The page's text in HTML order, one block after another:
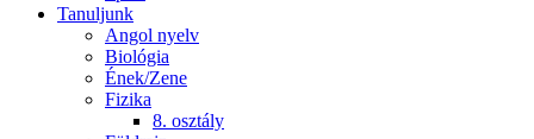
Tanuljunk
Angol nyelv
Biológia
Ének/Zene
Fizika
8. osztály